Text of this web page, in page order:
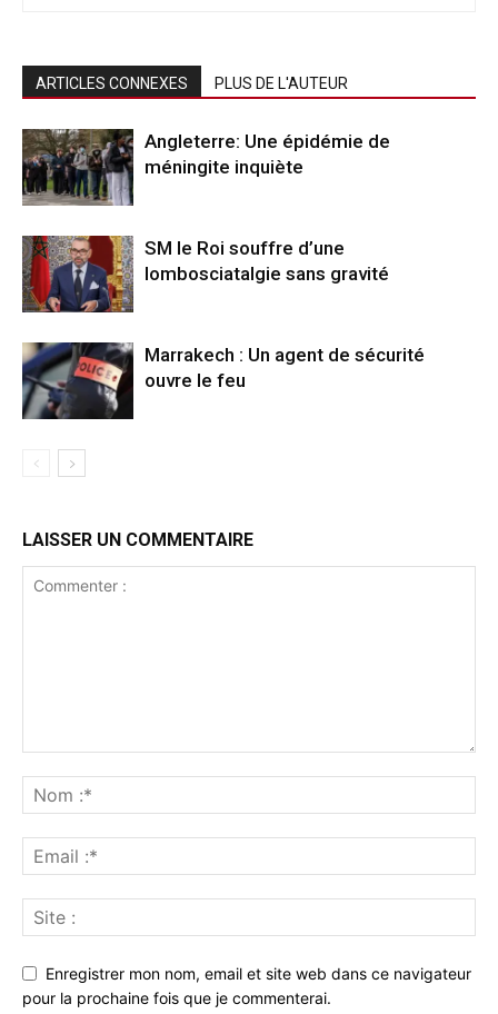
ARTICLES CONNEXES PLUS DE L'AUTEUR
Angleterre: Une épidémie de
méningite inquiète
SM le Roi souffre d’une
lombosciatalgie sans gravité
Marrakech : Un agent de sécurité
ouvre le feu
LAISSER UN COMMENTAIRE
Enregistrer mon nom, email et site web dans ce navigateur
pour la prochaine fois que je commenterai.